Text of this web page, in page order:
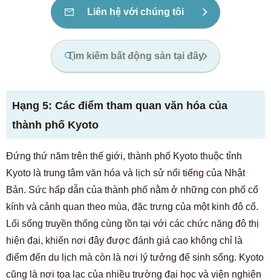
Liên hệ với chúng tôi
Tìm kiếm bất động sản tại đây
Hạng 5: Các điểm tham quan văn hóa của
thành phố Kyoto
Đứng thứ năm trên thế giới, thành phố Kyoto thuộc tỉnh
Kyoto là trung tâm văn hóa và lịch sử nổi tiếng của Nhật
Bản. Sức hấp dẫn của thành phố nằm ở những con phố cổ
kính và cảnh quan theo mùa, đặc trưng của một kinh đô cổ.
Lối sống truyền thống cùng tồn tại với các chức năng đô thị
hiện đại, khiến nơi đây được đánh giá cao không chỉ là
điểm đến du lịch mà còn là nơi lý tưởng để sinh sống. Kyoto
cũng là nơi tọa lạc của nhiều trường đại học và viện nghiên
Dành cho khách hàng đang tìm phòng
03-6712-4346